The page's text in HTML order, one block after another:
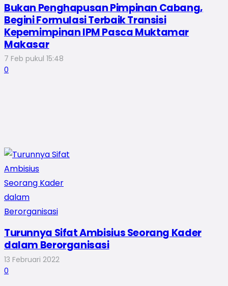
Bukan Penghapusan Pimpinan Cabang,
Begini Formulasi Terbaik Transisi
Kepemimpinan IPM Pasca Muktamar
Makasar
7 Feb pukul 15:48
0
Turunnya Sifat Ambisius Seorang Kader
dalam Berorganisasi
13 Februari 2022
0